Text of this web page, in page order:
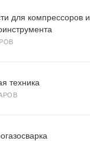
для компрессоров и
техника